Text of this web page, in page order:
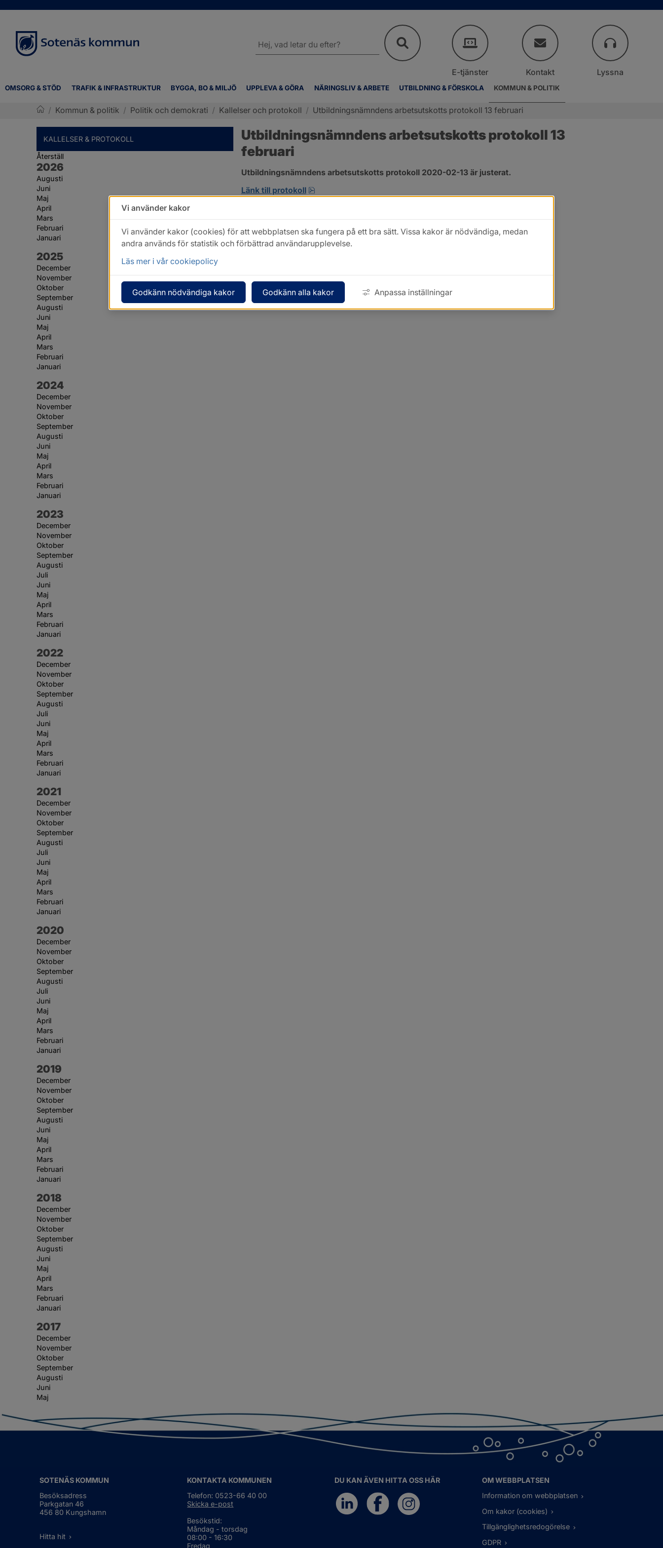
OMSORG & STÖD TRAFIK & INFRASTRUKTUR BYGGA, BO & MILJÖ UPPLEVA & GÖRA NÄRINGSLIV & ARBETE UTBILDNING & FÖRSKOLA KOMMUN & POLITIK
webbplatsen
E-tjänster Kontakt Lyssna
/ Kommun & politik / Politik och demokrati / Kallelser och protokoll / Utbildningsnämndens arbetsutskotts protokoll 13 februari
KALLELSER & PROTOKOLL
Återställ
År:
2026
Augusti
Juni
Maj
April
Mars
Februari
Januari
År:
2025
December
November
Oktober
September
Augusti
Juni
Maj
April
Mars
Februari
Januari
År:
2024
December
November
Oktober
September
Augusti
Juni
Maj
April
Mars
Februari
Januari
År:
2023
December
November
Oktober
September
Augusti
Juli
Juni
Maj
April
Mars
Februari
Januari
År:
2022
December
November
Oktober
September
Augusti
Juli
Juni
Maj
April
Mars
Februari
Januari
År:
2021
December
November
Oktober
September
Augusti
Juli
Juni
Maj
April
Mars
Februari
Januari
År:
2020
December
November
Oktober
September
Augusti
Juli
Juni
Maj
April
Mars
Februari
Januari
År:
2019
December
November
Oktober
September
Augusti
Juni
Maj
April
Mars
Februari
Januari
År:
2018
December
November
Oktober
September
Augusti
Juni
Maj
April
Mars
Februari
Januari
År:
2017
December
November
Oktober
September
Augusti
Juni
Maj
Utbildningsnämndens arbetsutskotts protokoll 13
februari
Utbildningsnämndens arbetsutskotts protokoll 2020-02-13 är justerat.
Länk till protokoll
pdf, 137.5 kB, öppnas i nytt fönster.
SOTENÄS KOMMUN
Besöksadress
Parkgatan 46
456 80 Kungshamn
Hitta hit
KONTAKTA KOMMUNEN
Telefon: 0523-66 40 00
Skicka e-post
Besökstid:
Måndag - torsdag
08:00 - 16:30
Fredag
DU KAN ÄVEN HITTA OSS HÄR
OM WEBBPLATSEN
Information om webbplatsen
Om kakor (cookies)
Tillgänglighetsredogörelse
GDPR
Vi använder kakor
Vi använder kakor (cookies) för att webbplatsen ska fungera på ett bra sätt. Vissa kakor är nödvändiga, medan
andra används för statistik och förbättrad användarupplevelse.
Läs mer i vår cookiepolicy
Godkänn nödvändiga kakor Godkänn alla kakor Anpassa inställningar